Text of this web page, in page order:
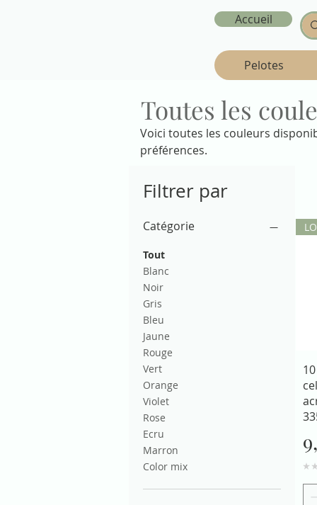
Accueil
Pelotes
Toutes les
Voici toutes les couleurs
préférences.
Filtrer par
Catégorie
Tout
Blanc
Noir
Gris
Bleu
Jaune
Rouge
Vert
Orange
Violet
Rose
Ecru
Marron
Color mix
★ ★